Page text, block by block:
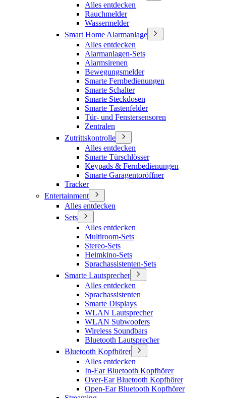
Alles entdecken
Rauchmelder
Wassermelder
Smart Home Alarmanlage
Alles entdecken
Alarmanlagen-Sets
Alarmsirenen
Bewegungsmelder
Smarte Fernbedienungen
Smarte Schalter
Smarte Steckdosen
Smarte Tastenfelder
Tür- und Fenstersensoren
Zentralen
Zutrittskontrolle
Alles entdecken
Smarte Türschlösser
Keypads & Fernbedienungen
Smarte Garagentoröffner
Tracker
Entertainment
Alles entdecken
Sets
Alles entdecken
Multiroom-Sets
Stereo-Sets
Heimkino-Sets
Sprachassistenten-Sets
Smarte Lautsprecher
Alles entdecken
Sprachassistenten
Smarte Displays
WLAN Lautsprecher
WLAN Subwoofers
Wireless Soundbars
Bluetooth Lautsprecher
Bluetooth Kopfhörer
Alles entdecken
In-Ear Bluetooth Kopfhörer
Over-Ear Bluetooth Kopfhörer
Open-Ear Bluetooth Kopfhörer